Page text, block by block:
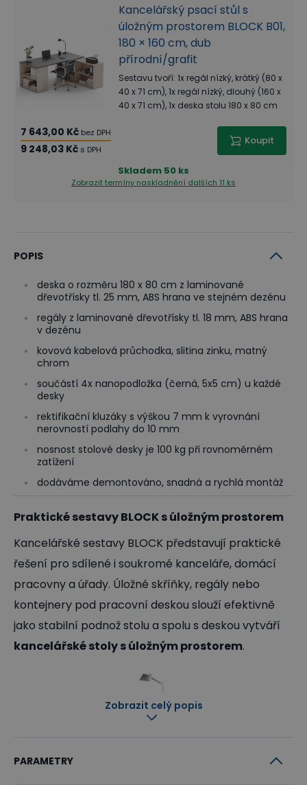
Kancelářský psací stůl s
úložným prostorem BLOCK B01,
180 × 160 cm, dub
přírodní/grafit
Sestavu tvoří: 1x regál nízký, krátký (80 x
40 x 71 cm), 1x regál nízký, dlouhý (160 x
40 x 71 cm), 1x deska stolu 180 x 80 cm
7 643,00 Kč bez DPH
9 248,03 Kč s DPH
Koupit
Skladem 50 ks
Zobrazit termíny naskladnění dalších 11 ks
POPIS
deska o rozměru 180 x 80 cm z laminované
dřevotřísky tl. 25 mm, ABS hrana ve stejném dezénu
regály z laminované dřevotřísky tl. 18 mm, ABS hrana
v dezénu
kovová kabelová průchodka, slitina zinku, matný
chrom
součástí 4x nanopodložka (černá, 5x5 cm) u každé
desky
rektifikační kluzáky s výškou 7 mm k vyrovnání
nerovností podlahy do 10 mm
nosnost stolové desky je 100 kg při rovnoměrném
zatížení
dodáváme demontováno, snadná a rychlá montáž
Praktické sestavy BLOCK s úložným prostorem
Kancelářské sestavy BLOCK představují praktické
řešení pro sdílené i soukromé kanceláře, domácí
pracovny a úřady. Úložné skříňky, regály nebo
kontejnery pod pracovní deskou slouží efektivně
jako stabilní podnož stolu a spolu s deskou vytváří
kancelářské stoly s úložným prostorem.
Zobrazit celý popis
PARAMETRY